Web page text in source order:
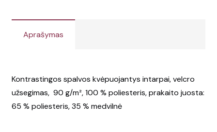
Aprašymas
Kontrastingos spalvos kvėpuojantys intarpai, velcro
užsegimas, 90 g/m², 100 % poliesteris, prakaito juosta:
65 % poliesteris, 35 % medvilnė